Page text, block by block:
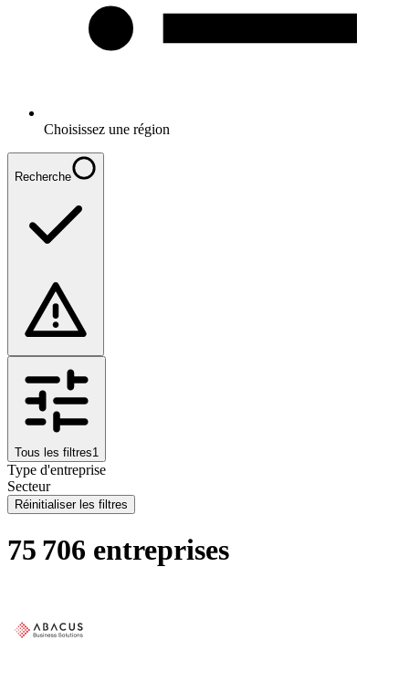
Choisissez une région
Recherche
Tous les filtres1
Type d'entreprise
Secteur
Réinitialiser les filtres
75 706 entreprises